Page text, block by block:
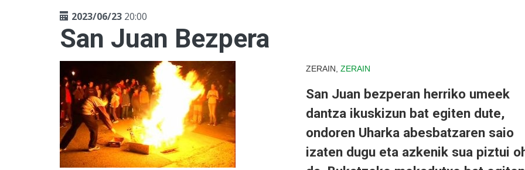
2023/06/23 20:00
San Juan Bezpera
ZERAIN, ZERAIN
San Juan bezperan herriko umeek
dantza ikuskizun bat egiten dute,
ondoren Uharka abesbatzaren saio
izaten dugu eta azkenik sua piztui